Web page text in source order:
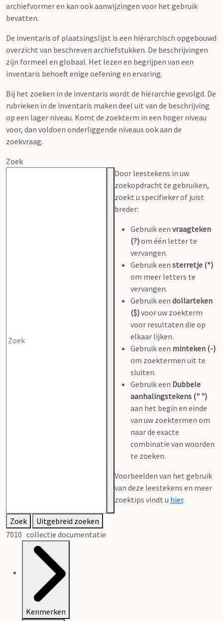
archiefvormer en kan ook aanwijzingen voor het gebruik
bevatten.
De inventaris of plaatsingslijst is een hiërarchisch opgebouwd
overzicht van beschreven archiefstukken. De beschrijvingen
zijn formeel en globaal. Het lezen en begrijpen van een
inventaris behoeft enige oefening en ervaring.
Bij het zoeken in de inventaris wordt de hiërarchie gevolgd. De
rubrieken in de inventaris maken deel uit van de beschrijving
op een lager niveau. Komt de zoekterm in een hoger niveau
voor, dan voldoen onderliggende niveaus ook aan de
zoekvraag.
Zoek
Door leestekens in uw
zoekopdracht te gebruiken,
zoekt u specifieker of juist
breder:
Gebruik een vraagteken
(?)om één letter te
vervangen.
Gebruik een sterretje (*)
om meer letters te
vervangen.
Gebruik een dollarteken
($)voor uw zoekterm
voor resultaten die op
elkaar lijken.
Gebruik een minteken (-)
om zoektermen uit te
sluiten.
Gebruik een Dubbele
aanhalingstekens (" ")
aan het begin en einde
van uw zoektermen om
naar de exacte
combinatie van woorden
te zoeken.
Voorbeelden van het gebruik
van deze leestekens en meer
zoektips vindt u hier.
Zoek
Uitgebreid zoeken
7010 collectie documentatie
Kenmerken